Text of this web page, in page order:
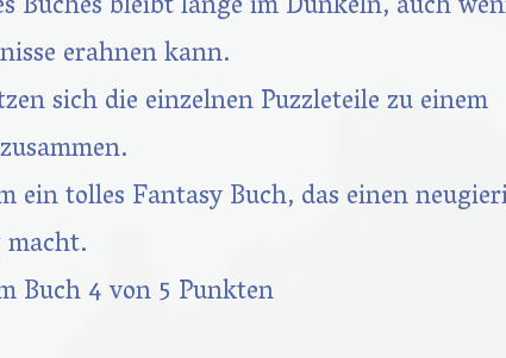
erahnen kann.
sich die einzelnen Puzzleteile zu einem
ein tolles Fantasy Buch, das einen
Buch 4 von 5 Punkten